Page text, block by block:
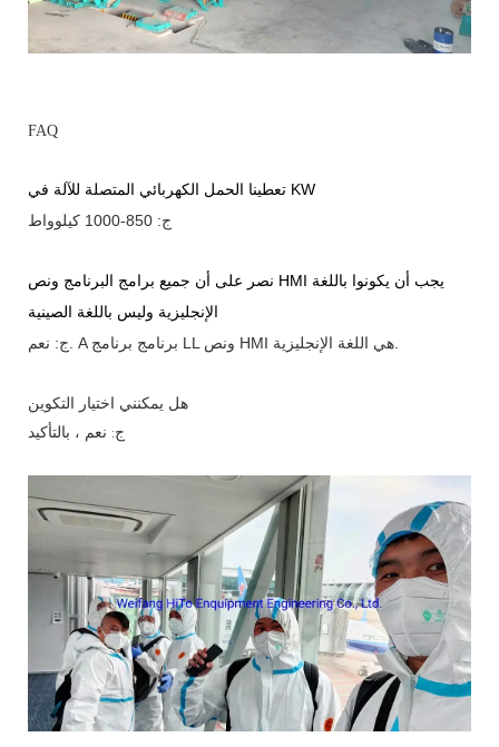
FAQ
تعطينا الحمل الكهربائي المتصلة للآلة في KW
ج: 850-1000 كيلوواط
نصر على أن جميع برامج البرنامج ونص HMI يجب أن يكونوا باللغة
الإنجليزية وليس باللغة الصينية
A
هل يمكنني اختيار التكوين
ج: نعم ، بالتأكيد